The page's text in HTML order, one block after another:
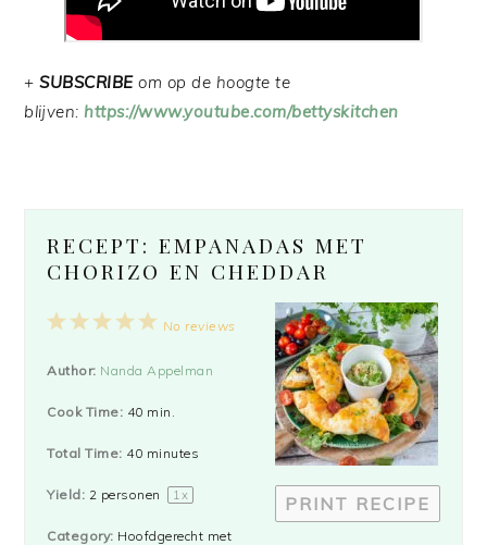
+SUBSCRIBEom op de hoogte te
blijven: https://www.youtube.com/bettyskitchen
RECEPT: EMPANADAS MET
CHORIZO EN CHEDDAR
PRINT RECIPE
5
4
3
2
1
No reviews
Author: Nanda Appelman
Cook Time: 40 min.
Total Time: 40 minutes
Yield: 2 personen 1x
Category: Hoofdgerecht met